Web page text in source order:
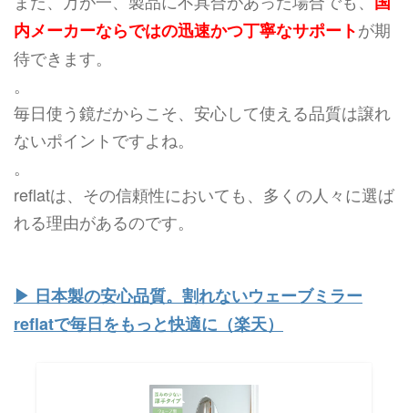
内メーカーならではの迅速かつ丁寧なサポートが期
待できます。
。
毎日使う鏡だからこそ、安心して使える品質は譲れ
ないポイントですよね。
。
reflatは、その信頼性においても、多くの人々に選ば
れる理由があるのです。
▶︎ 日本製の安心品質。割れないウェーブミラー
reflatで毎日をもっと快適に（楽天）